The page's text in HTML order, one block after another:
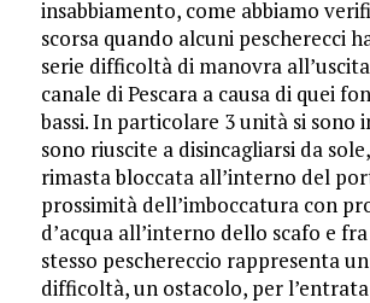
insabbiamento, come abbiamo
scorsa quando alcuni pescherecci
serie difficoltà di manovra
canale di Pescara a causa di quei
bassi. In particolare 3 unità si sono
sono riuscite a disincagliarsi da
rimasta bloccata all’interno del
prossimità dell’imboccatura con
d’acqua all’interno dello scafo e
stesso peschereccio rappresenta
difficoltà, un ostacolo, per l’entrata